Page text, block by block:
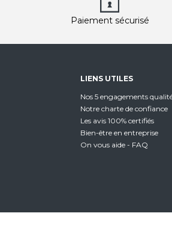
Paiement sécurisé
LIENS UTILES
Nos 5 engagements
Notre charte de confiance
Les avis 100% certifiés
Bien-être en entreprise
On vous aide - FAQ